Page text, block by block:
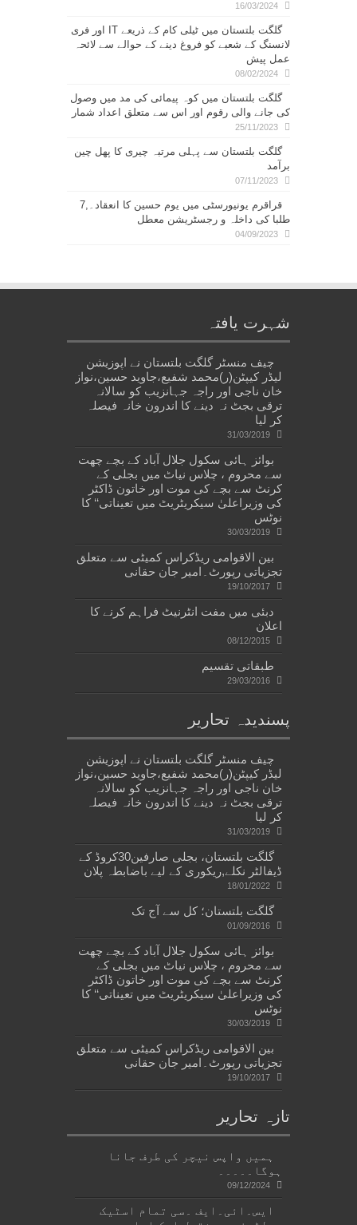
16/03/2024
گلگت بلتستان میں ٹیلی کام کے ذریعے IT اور فری
لانسنگ کے شعبے کو فروغ دینے کے حوالے سے لائحہ
عمل پیش
08/02/2024
گلگت بلتستان میں کوہ پیمائی کی مد میں وصول
کی جانے والی رقوم اور اس سے متعلق اعداد شمار
25/11/2023
گلگت بلتستان سے پہلی مرتبہ چیری کا پھل چین
برآمد
07/11/2023
قراقرم یونیورسٹی میں یوم حسین کا انعقاد۔,7
طلبا کی داخلہ و رجسٹریشن معطل
04/09/2023
شہرت یافتہ
چیف منسٹر گلگت بلتستان نے اپوزیشن
لیڈر کیپٹن(ر)محمد شفیع،جاوید حسین،نواز
خان ناجی اور راجہ جہانزیب کو سالانہ
ترقی بجٹ نہ دینے کا اندرون خانہ فیصلہ
کر لیا
31/03/2019
بوائز ہائی سکول جلال آباد کے بچے چھت
سے محروم ، چلاس نیاٹ میں بجلی کے
کرنٹ سے بچے کی موت اور خاتون ڈاکٹر
کی وزیراعلیٰ سیکریٹریٹ میں تعیناتی‘‘ کا
نوٹس
30/03/2019
بین الاقوامی ریڈکراس کمیٹی سے متعلق
تجزیاتی رپورٹ۔امیر جان حقانی
19/10/2017
دبئی میں مفت انٹرنیٹ فراہم کرنے کا
اعلان
08/12/2015
طبقاتی تقسیم
29/03/2016
پسندیدہ تحاریر
چیف منسٹر گلگت بلتستان نے اپوزیشن
لیڈر کیپٹن(ر)محمد شفیع،جاوید حسین،نواز
خان ناجی اور راجہ جہانزیب کو سالانہ
ترقی بجٹ نہ دینے کا اندرون خانہ فیصلہ
کر لیا
31/03/2019
گلگت بلتستان، بجلی صارفین30کروڈ کے
ڈیفالٹر نکلے,ریکوری کے لیے باضابطہ پلان
18/01/2022
گلگت بلتستان؛ کل سے آج تک
01/09/2016
بوائز ہائی سکول جلال آباد کے بچے چھت
سے محروم ، چلاس نیاٹ میں بجلی کے
کرنٹ سے بچے کی موت اور خاتون ڈاکٹر
کی وزیراعلیٰ سیکریٹریٹ میں تعیناتی‘‘ کا
نوٹس
30/03/2019
بین الاقوامی ریڈکراس کمیٹی سے متعلق
تجزیاتی رپورٹ۔امیر جان حقانی
19/10/2017
تازہ تحاریر
ہمیں واپس نیچر کی طرف جانا
ہوگا۔۔۔۔۔
09/12/2024
ایس۔ائی۔ایف ۔سی تمام اسٹیک